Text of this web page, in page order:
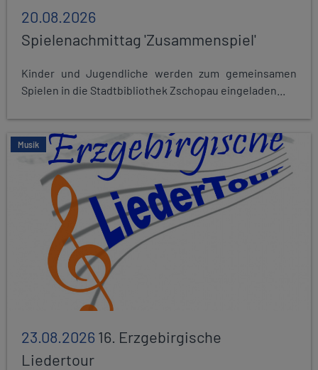
20.08.2026
Spielenachmittag 'Zusammenspiel'
Kinder und Jugendliche werden zum gemeinsamen
Spielen in die Stadtbibliothek Zschopau eingeladen...
Musik
23.08.202616. Erzgebirgische
Liedertour